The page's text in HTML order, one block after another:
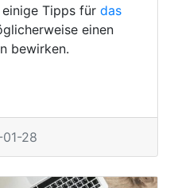
Tipps für das
einen
bewirken.
28